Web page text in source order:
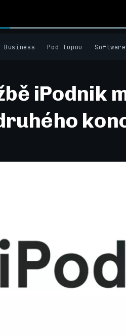
Business Pod lupou Software
iPodnik